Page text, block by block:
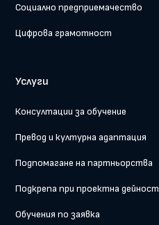
Социално предприемачество
Цифрова грамотност
Услуги
Консултации за обучение
Превод и културна адаптация
Подпомагане на партньорства
Подкрепа при проектна дейност
Обучения по заявка